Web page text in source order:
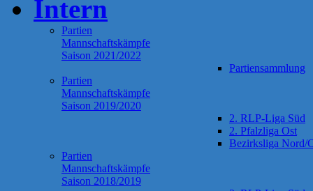
Intern
Partien
Mannschaftskämpfe
Saison 2021/2022
Partiensammlung
Partien
Mannschaftskämpfe
Saison 2019/2020
2. RLP-Liga Süd
2. Pfalzliga Ost
Bezirksliga Nord/
Partien
Mannschaftskämpfe
Saison 2018/2019